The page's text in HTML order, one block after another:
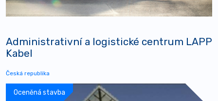
Administrativní a logistické centrum LAPP
Kabel
Česká republika
Oceněná stavba